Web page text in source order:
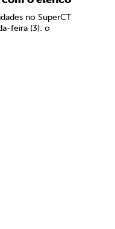
no SuperCT
feira (3): o